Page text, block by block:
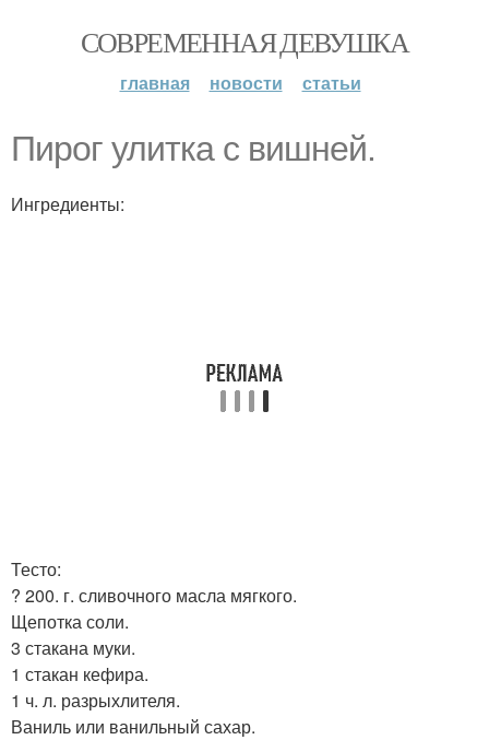
СОВРЕМЕННАЯ ДЕВУШКА
главная новости статьи
Пирог улитка с вишней.
Ингредиенты:
Тесто:
? 200. г. сливочного масла мягкого.
Щепотка соли.
3 стакана муки.
1 стакан кефира.
1 ч. л. разрыхлителя.
Ваниль или ванильный сахар.